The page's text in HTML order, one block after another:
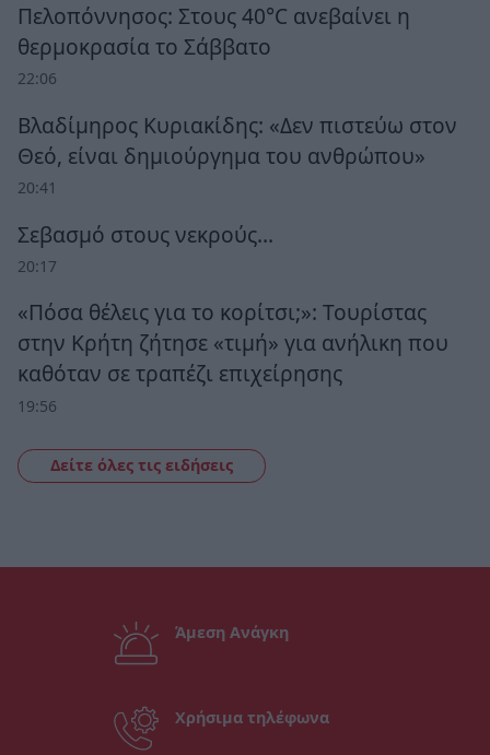
Πελοπόννησος: Στους 40°C ανεβαίνει η
θερμοκρασία το Σάββατο
22:06
Βλαδίμηρος Κυριακίδης: «Δεν πιστεύω στον
Θεό, είναι δημιούργημα του ανθρώπου»
20:41
Σεβασμό στους νεκρούς…
20:17
«Πόσα θέλεις για το κορίτσι;»: Τουρίστας
στην Κρήτη ζήτησε «τιμή» για ανήλικη που
καθόταν σε τραπέζι επιχείρησης
19:56
Δείτε όλες τις ειδήσεις
Άμεση Ανάγκη
Χρήσιμα τηλέφωνα